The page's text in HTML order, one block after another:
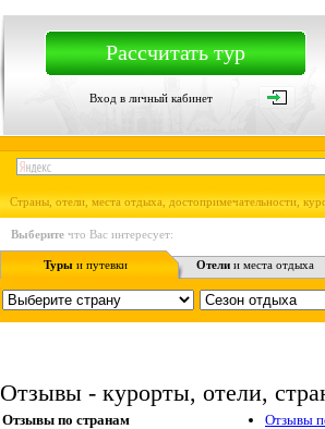
Рассчитать тур
Вход в личный кабинет
Страны, отели, места отдыха, достопримечательности,
Выберите что Вас интересует:
Турыи путевки Отели и места отдыха
Отзывы - курорты, отели,
Отзывы по странам Отзывы